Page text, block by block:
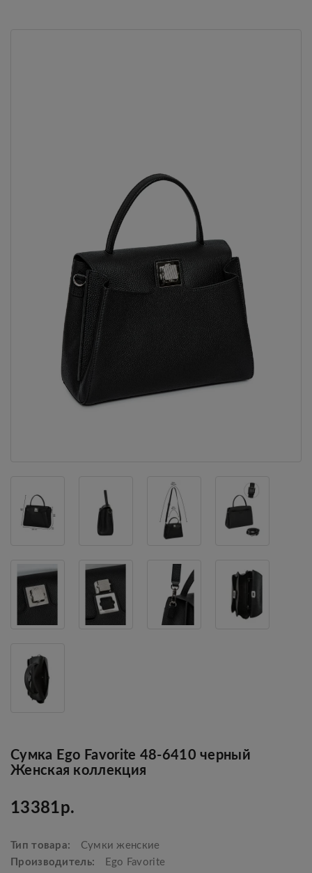
Сумка Ego Favorite 48-6410 черный
Женская коллекция
13381р.
Тип товара:
Сумки женские
Производитель:
Ego Favorite